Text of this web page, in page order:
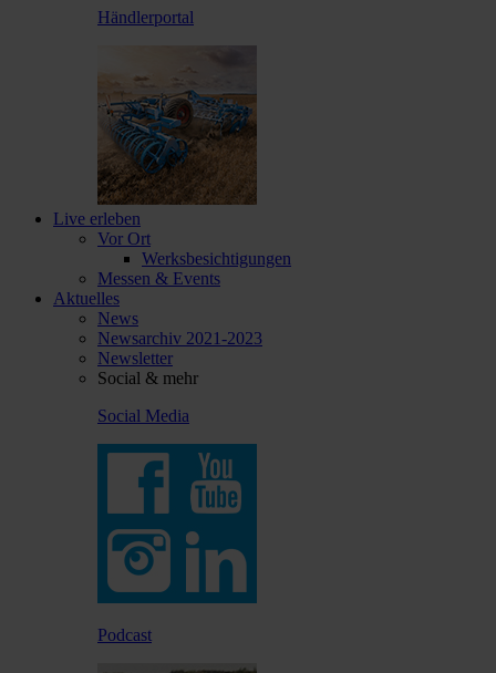
Händlerportal
Live erleben
Vor Ort
Werksbesichtigungen
Messen & Events
Aktuelles
News
Newsarchiv 2021-2023
Newsletter
Social & mehr
Social Media
Podcast